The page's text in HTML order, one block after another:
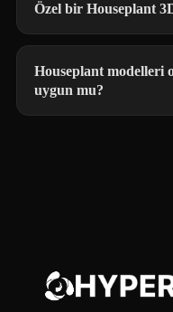
Özel bir Houseplant
Houseplant modelleri
uygun mu?